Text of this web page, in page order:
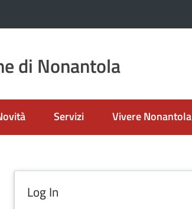
di Nonantola
Servizi Vivere Nonantola
Log In